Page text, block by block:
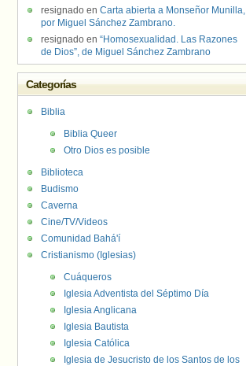
resignado en Carta abierta a Monseñor Munilla,
por Miguel Sánchez Zambrano.
resignado en “Homosexualidad. Las Razones
de Dios”, de Miguel Sánchez Zambrano
Categorías
Biblia
Biblia Queer
Otro Dios es posible
Biblioteca
Budismo
Caverna
Cine/TV/Videos
Comunidad Bahá'í
Cristianismo (Iglesias)
Cuáqueros
Iglesia Adventista del Séptimo Día
Iglesia Anglicana
Iglesia Bautista
Iglesia Católica
Iglesia de Jesucristo de los Santos de los